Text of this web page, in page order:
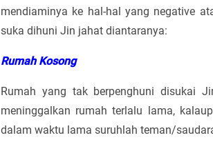
mendiaminya ke hal-hal yang negative
suka dihuni Jin jahat diantaranya:
Rumah Kosong
Rumah yang tak berpenghuni disukai
meninggalkan rumah terlalu lama,
dalam waktu lama suruhlah teman/